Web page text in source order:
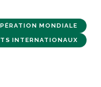
MONDIALE
INTERNATIONAUX